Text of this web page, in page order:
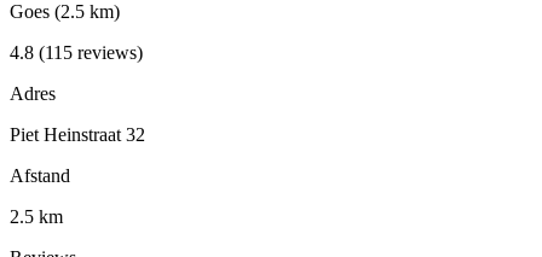
Goes (2.5 km)
4.8 (115 reviews)
Adres
Piet Heinstraat 32
Afstand
2.5 km